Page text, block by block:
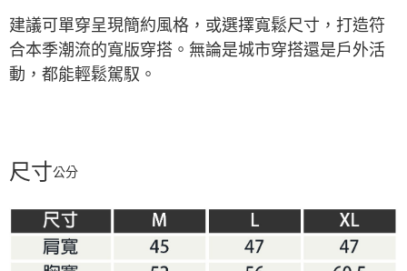
建議可單穿呈現簡約風格，或選擇寬鬆尺寸，打造符
合本季潮流的寬版穿搭。無論是城市穿搭還是戶外活
動，都能輕鬆駕馭。
尺寸公分